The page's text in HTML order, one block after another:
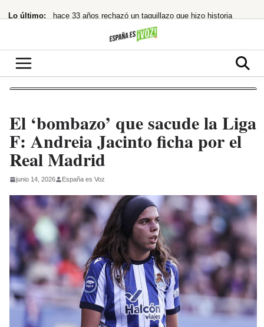
al Lo último: hace 33 años rechazó un taquillazo que hizo historia
¿Quién la invitó y por qué?
¡Netflix la lía! ‘La última casa’ te atrapa en un encierro que hiela la sangre
El ‘bombazo’ que sacude la Liga
F: Andreia Jacinto ficha por el
Real Madrid
junio 14, 2026 España es Voz